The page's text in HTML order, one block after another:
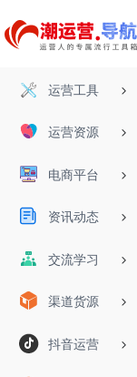
运营工具
运营资源
电商平台
资讯动态
交流学习
渠道货源
抖音运营